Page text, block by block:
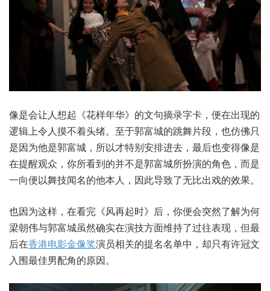
像是会让人想起《花样年华》的文句摘录字卡，便在出现的
逻辑上令人摸不着头绪。至于郭富城的跳舞片段，也仿佛只
是因为他是郭富城，所以才特别安排进去，最后也变得像是
在提醒观众，你所看到的并不是郭富城所扮演的角色，而是
一向便以舞技闻名的他本人，因此导致了无比出戏的效果。
也因为这样，在看完《风再起时》后，你便会突然了解为何
梁朝伟与郭富城虽然确实在演技方面维持了过往表现，但最
后在香港电影金像奖演员相关的提名名单中，却只有许冠文
入围最佳男配角的原因。